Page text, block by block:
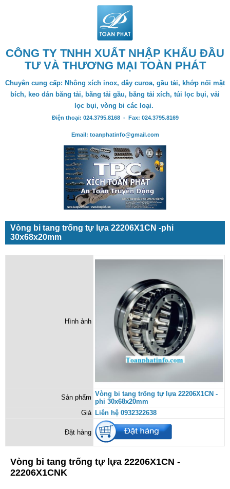
CÔNG TY TNHH XUẤT NHẬP KHẨU ĐẦU
TƯ VÀ THƯƠNG MẠI TOÀN PHÁT
Chuyên cung cấp: Nhông xích inox, dây curoa, gầu tải, khớp nối mặt
bích, keo dán băng tải, băng tải gầu, băng tải xích, túi lọc bụi, vải
lọc bụi, vòng bi các loại.
Điện thoại: 024.3795.8168 - Fax: 024.3795.8169
Email: toanphatinfo@gmail.com
Vòng bi tang trống tự lựa 22206X1CN -phi
30x68x20mm
Hình ảnh
Sản phẩm Vòng bi tang trống tự lựa 22206X1CN -
phi 30x68x20mm
Giá Liên hệ 0932322638
Đặt hàng
Vòng bi tang trống tự lựa 22206X1CN -
22206X1CNK